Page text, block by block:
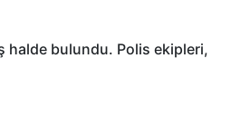
halde bulundu. Polis ekipleri,